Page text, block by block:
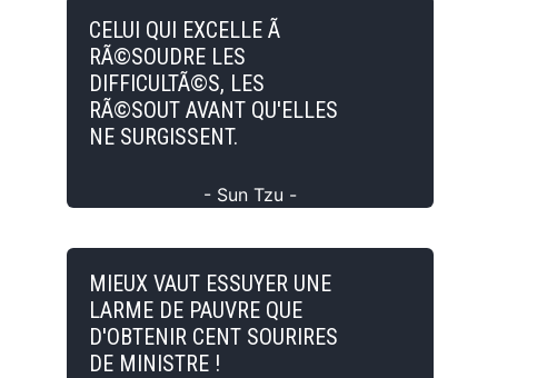
CELUI QUI EXCELLE Ã
RÃ©SOUDRE LES
DIFFICULTÃ©S, LES
RÃ©SOUT AVANT QU'ELLES
NE SURGISSENT.
- Sun Tzu -
MIEUX VAUT ESSUYER UNE
LARME DE PAUVRE QUE
D'OBTENIR CENT SOURIRES
DE MINISTRE !